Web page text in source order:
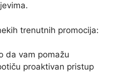
trenutnih promocija:
da vam pomažu
proaktivan pristup